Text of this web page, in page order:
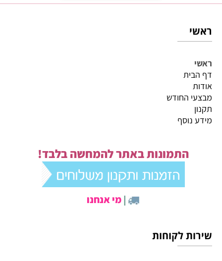
ראשי
ראשי
דף הבית
אודות
מבצעי החודש
תקנון
מידע נוסף
התמונות באתר להמחשה בלבד!
|מי אנחנו
שירות לקוחות